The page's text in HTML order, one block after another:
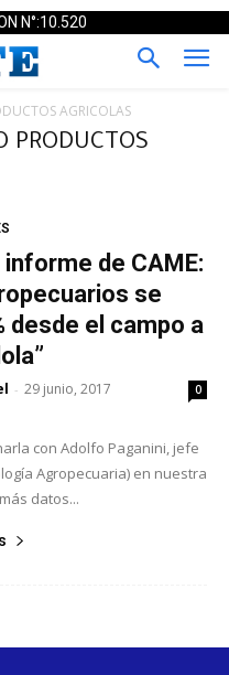
N°:10.520
AGRICOLAS
de CAME:
se
desde el campo a
- 29 junio, 2017 0
con Adolfo Paganini, jefe
Agropecuaria) en nuestra
datos...